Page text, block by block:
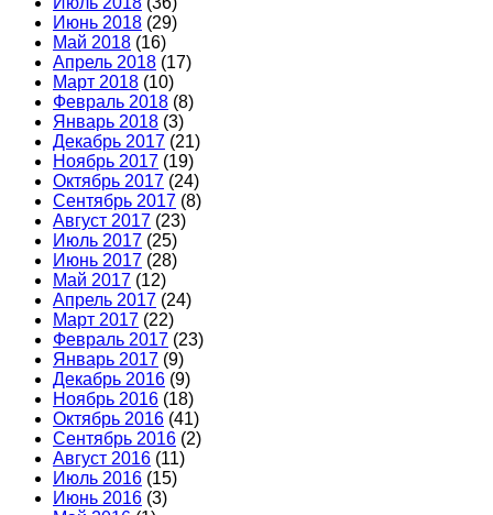
Июнь 2018 (29)
Май 2018 (16)
Апрель 2018 (17)
Март 2018 (10)
Февраль 2018 (8)
Январь 2018 (3)
Декабрь 2017 (21)
Ноябрь 2017 (19)
Октябрь 2017 (24)
Сентябрь 2017 (8)
Август 2017 (23)
Июль 2017 (25)
Июнь 2017 (28)
Май 2017 (12)
Апрель 2017 (24)
Март 2017 (22)
Февраль 2017 (23)
Январь 2017 (9)
Декабрь 2016 (9)
Ноябрь 2016 (18)
Октябрь 2016 (41)
Сентябрь 2016 (2)
Август 2016 (11)
Июль 2016 (15)
Июнь 2016 (3)